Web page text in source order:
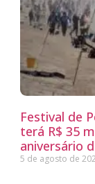
Festival de
terá R$ 35
aniversário
5 de agosto de